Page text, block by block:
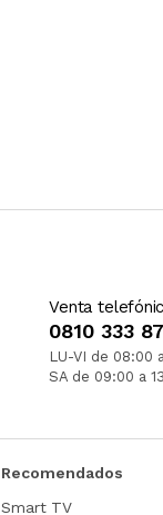
Venta
0810 333
LU-VI de 08:00
SA de 09:00 a
Recomendados
Smart TV